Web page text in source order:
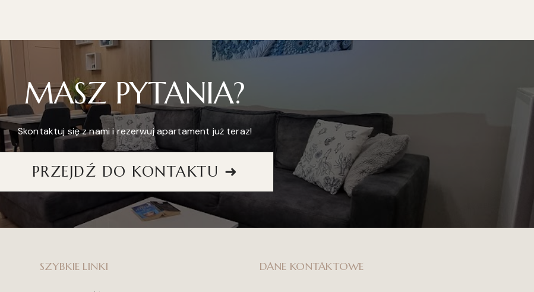
MASZ PYTANIA?
Skontaktuj się z nami i rezerwuj apartament już teraz!
PRZEJDŹ DO KONTAKTU ➜
SZYBKIE LINKI DANE KONTAKTOWE